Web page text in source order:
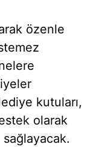
özenle
kutuları,
olarak